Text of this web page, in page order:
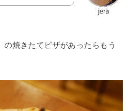
の焼きたてピザがあったらもう